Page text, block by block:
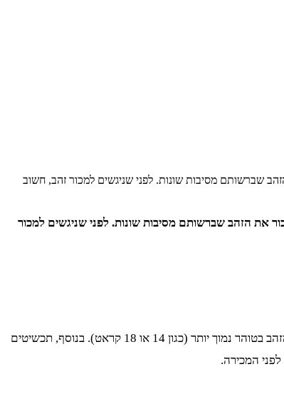
שברשותם מסיבות שונות. לפני שניגשים למכור זהב, חשוב
את הזהב שברשותם מסיבות שונות. לפני שניגשים למכור
ערכו של הזהב נקבע על פי מספר גורמים, ביניהם משקל הזהב, טוהר הזהב (המכונה גם “קראט”), ומצב הפריט. זהב טהור יותר (24 קראט) שווה יותר מזהב בטוהר נמוך יותר (כגון 14 או 18 קראט). בנוסף, תכשיטים
המכירה.